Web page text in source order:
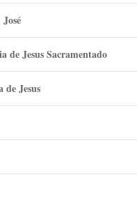
de Jesus Sacramentado
Jesus